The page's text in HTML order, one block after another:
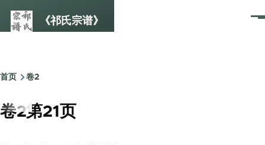
《祁氏宗谱》
菜
面
包
屑
首页 卷2
卷2第21页